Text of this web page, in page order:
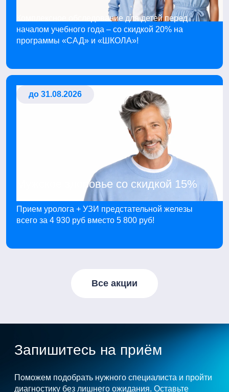
Комплексное обследование для детей перед
началом учебного года – со скидкой 20% на
программы «САД» и «ШКОЛА»!
до 31.08.2026
Мужское здоровье со скидкой 15%
Прием уролога + УЗИ предстательной железы
всего за 4 930 руб вместо 5 800 руб!
Все акции
Запишитесь на приём
Поможем подобрать нужного специалиста и пройти
диагностику без лишнего ожидания. Оставьте